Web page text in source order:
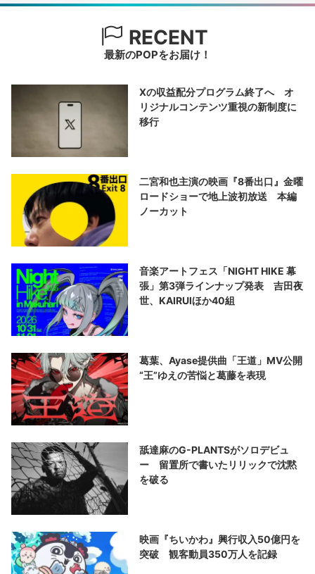
RECENT
最新のPOPをお届け！
Xの収益配分プログラム終了へ オ
リジナルコンテンツ重視の新制度に
移行
二宮和也主演の映画『8番出口』金曜
ロードショーで地上波初放送 本編
ノーカット
音楽アートフェス「NIGHT HIKE 幕
張」第3弾ラインナップ発表 吉田夜
世、KAIRUIほか40組
葛葉、Ayase提供曲「王道」MV公開
“王”ゆえの苦悩と葛藤を表現
舐達麻のG-PLANTSがソロデビュ
ー 留置所で書いたリリックで沈黙
を破る
映画『ちいかわ』興行収入50億円を
突破 観客動員350万人を記録